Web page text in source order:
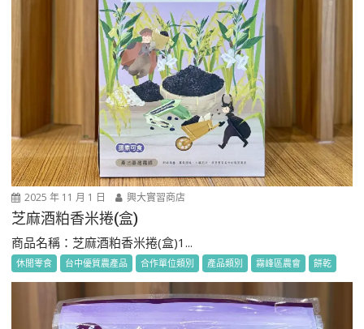
2025 年 11 月 1 日 興大實習商店
芝麻酒粕香米捲(盒)
商品名稱：芝麻酒粕香米捲(盒)1...
休閒零食 台中優質農產品 合作單位類別 產品類別 霧峰區農會 餅乾